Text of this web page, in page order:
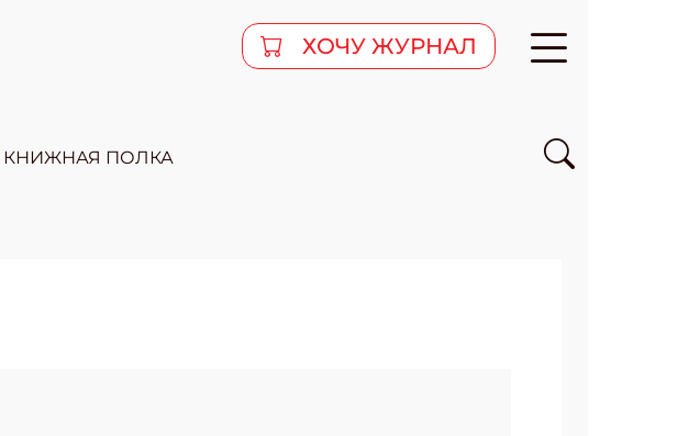
ХОЧУ ЖУРНАЛ
КНИЖНАЯ ПОЛКА